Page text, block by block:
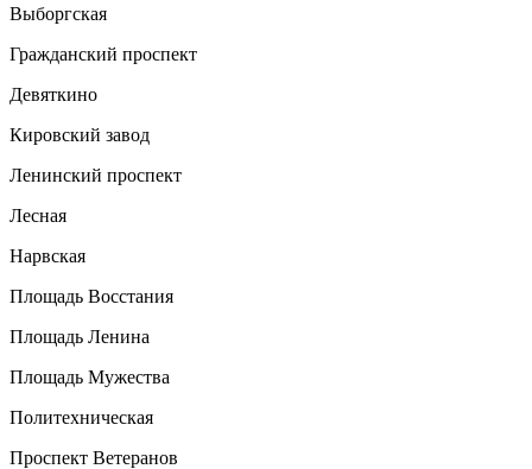
Выборгская
Гражданский проспект
Девяткино
Кировский завод
Ленинский проспект
Лесная
Нарвская
Площадь Восстания
Площадь Ленина
Площадь Мужества
Политехническая
Проспект Ветеранов